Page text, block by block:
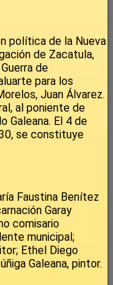
política de la Nueva
de Zacatula,
de
para los
Juan Álvarez.
al poniente de
Galeana. El 4 de
se constituye
Faustina Benítez
Garay
comisario
municipal;
Ethel Diego
Galeana, pintor.